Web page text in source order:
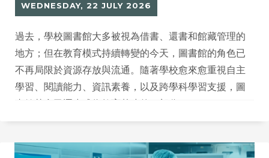
WEDNESDAY, 22 JULY 2026
過去，學校圖書館大多被視為借書、還書和館藏管理的
地方；但在教育模式持續轉變的今天，圖書館的角色已
不再局限於資源存放與流通。隨著學校愈來愈重視自主
學習、閱讀能力、資訊素養，以及跨學科學習支援，圖